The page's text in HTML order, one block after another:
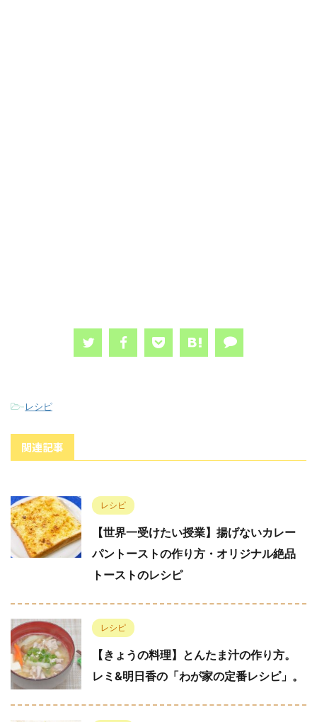
-レシピ
関連記事
レシピ
【世界一受けたい授業】揚げないカレー
パントーストの作り方・オリジナル絶品
トーストのレシピ
レシピ
【きょうの料理】とんたま汁の作り方。
レミ&明日香の「わが家の定番レシピ」。